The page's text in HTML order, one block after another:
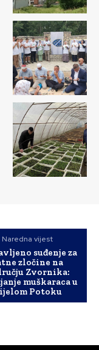
Naredna vijest
suđenje za
zločine na
Zvornika:
muškaraca u
Potoku